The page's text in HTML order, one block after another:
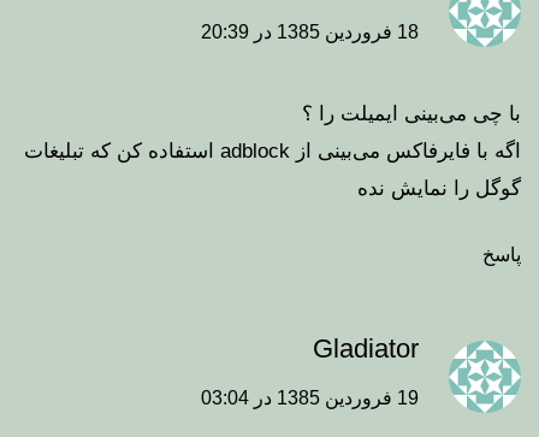
18 فروردین 1385 در 20:39
با چی می‌بینی ایمیلت را ؟‌
اگه با فایرفاکس می‌بینی از adblock استفاده کن که تبلیغات
گوگل را نمایش نده
پاسخ
Gladiator
19 فروردین 1385 در 03:04